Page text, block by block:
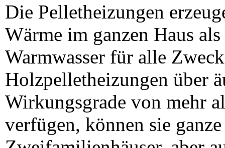
Die Pelletheizungen
Wärme im ganzen Haus als
Warmwasser für alle
Holzpelletheizungen über
Wirkungsgrade von mehr
verfügen, können sie